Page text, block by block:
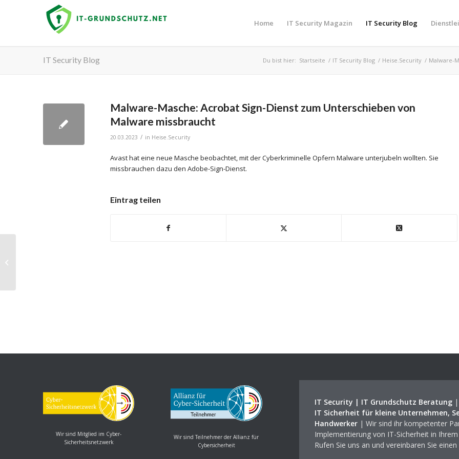
Home IT Security Magazin IT Security Blog
IT Security Blog Du bist hier: Startseite / IT Security Blog / Heise.Security / Malware-
Malware-Masche: Acrobat Sign-Dienst zum Unterschieben von
Malware missbraucht
20.03.2023 / in Heise.Security
Avast hat eine neue Masche beobachtet, mit der Cyberkriminelle Opfern Malware unterjubeln wollten. Sie
missbrauchen dazu den Adobe-Sign-Dienst.
Eintrag teilen
Wir sind Mitglied im Cyber-
Sicherheitsnetzwerk
Wir sind Teilnehmer der Allianz für
Cybersicherheit
IT Security | IT Grundschutz Beratung|
IT Sicherheit für kleine Unternehmen,
Handwerker| Wir sind ihr kompetenter
Implementierung von IT-Sicherheit in
Rufen Sie uns an und vereinbaren Sie